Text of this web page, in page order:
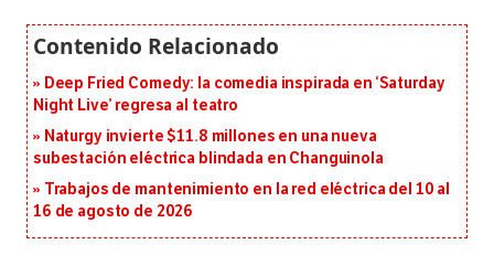
Deep Fried Comedy: la comedia inspirada en ‘Saturday
Night Live’ regresa al teatro
Naturgy invierte $11.8 millones en una nueva
subestación eléctrica blindada en Changuinola
Trabajos de mantenimiento en la red eléctrica del 10 al
16 de agosto de 2026